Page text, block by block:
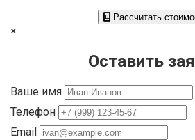
Рассчитать
×
Оставить
Ваше имя
Телефон
Email